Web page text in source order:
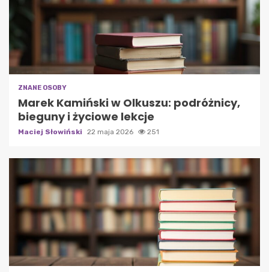
ZNANE OSOBY
Marek Kamiński w Olkuszu: podróżnicy,
bieguny i życiowe lekcje
Maciej Słowiński 22 maja 2026 251